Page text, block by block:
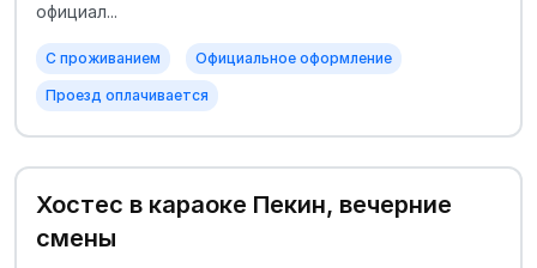
официал...
С проживанием Официальное оформление
Проезд оплачивается
Хостес в караоке Пекин, вечерние
смены